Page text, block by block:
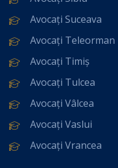
Avocați Suceava
Avocați Teleorman
Avocați Timiș
Avocați Tulcea
Avocați Vâlcea
Avocați Vaslui
Avocați Vrancea